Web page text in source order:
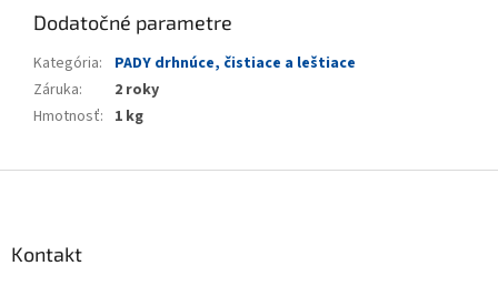
Dodatočné parametre
Kategória:
PADY drhnúce, čistiace a leštiace
Záruka:
2 roky
Hmotnosť: 1 kg
Kontakt